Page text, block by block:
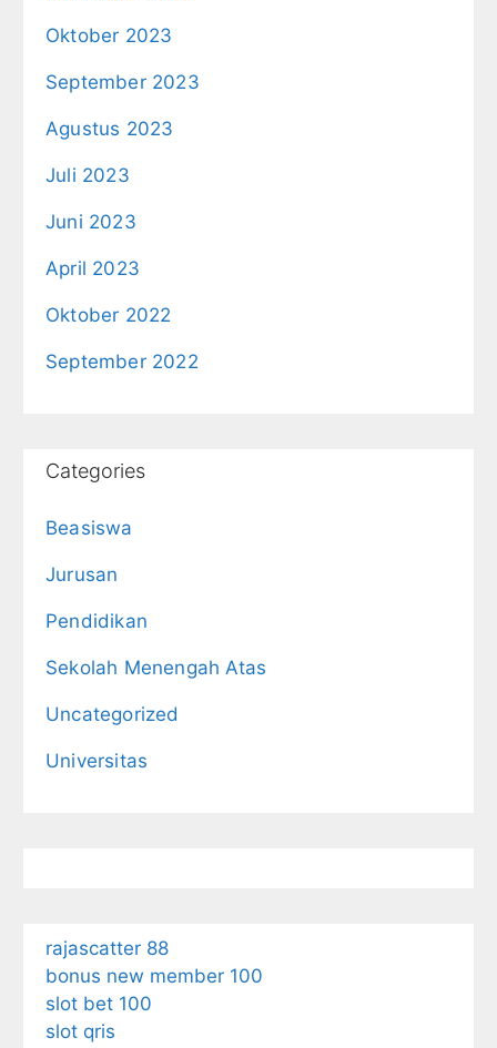
Oktober 2023
September 2023
Agustus 2023
Juli 2023
Juni 2023
April 2023
Oktober 2022
September 2022
Categories
Beasiswa
Jurusan
Pendidikan
Sekolah Menengah Atas
Uncategorized
Universitas
rajascatter 88
bonus new member 100
slot bet 100
slot qris